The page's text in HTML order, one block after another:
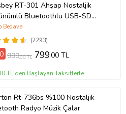
RT-301 Ahşap Nostaljik
Bluetoothlu USB-SD
Mp3 Çalar Radyo Müzik Kutusu
(2293)
Bedava
999,00 TL 799,00 TL
TL'den Başlayan Taksitlerle
Rt-736bs %100 Nostaljik
Radyo Müzik Çalar